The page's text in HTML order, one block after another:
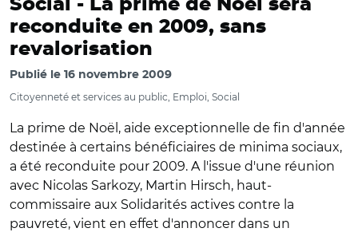
Social - La prime de Noël sera
reconduite en 2009, sans
revalorisation
Publié le 16 novembre 2009
Citoyenneté et services au public, Emploi, Social
La prime de Noël, aide exceptionnelle de fin d'année
destinée à certains bénéficiaires de minima sociaux,
a été reconduite pour 2009. A l'issue d'une réunion
avec Nicolas Sarkozy, Martin Hirsch, haut-
commissaire aux Solidarités actives contre la
pauvreté, vient en effet d'annoncer dans un